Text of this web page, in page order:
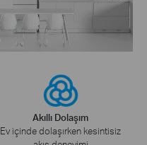
Akıllı Dolaşım
Ev içinde dolaşırken kesintisiz